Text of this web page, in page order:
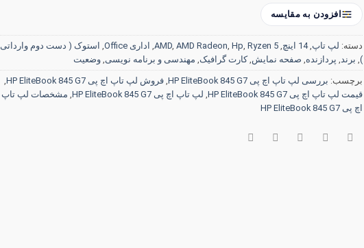
افزودن به مقایسه
دسته: لپ تاپ ,14 اینچ AMD AMD Radeon Hp Ryzen 5 اداری Office
استوک ( دست دوم وارداتی
) برند پردازنده صفحه نمایش ,کارت گرافیک مهندسی و برنامه نویسی وضعیت
برچسب: بررسی لپ تاپ اچ پی HP EliteBook 845 G7 فروش لپ تاپ اچ پی HP EliteBook 845 G7
قیمت لپ تاپ اچ پی HP EliteBook 845 G7
لپ تاپ اچ پی HP EliteBook 845 G7
مشخصات لپ تاپ
اچ پی HP EliteBook 845 G7